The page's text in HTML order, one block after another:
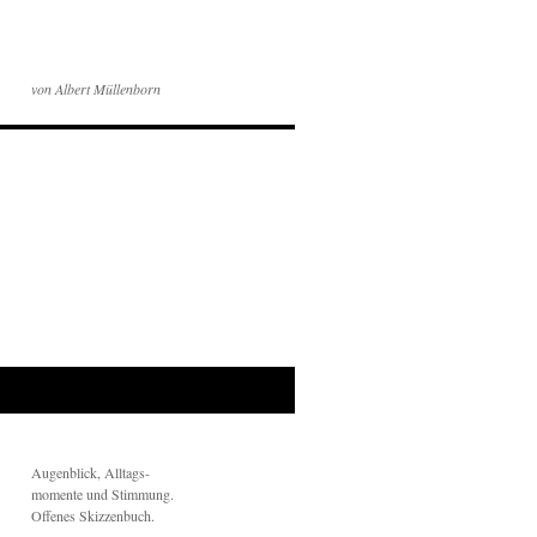
von Albert Müllenborn
Augenblick, Alltags-
momente und Stimmung.
Offenes Skizzenbuch.